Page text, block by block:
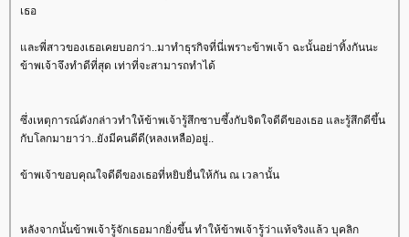
เธอ
และพี่สาวของเธอเคยบอกว่า..มาทำธุรกิจที่นี่เพราะข้าพเจ้า ฉะนั้นอย่าทิ้งกันนะ
ข้าพเจ้าจึงทำดีที่สุด เท่าที่จะสามารถทำได้
ซึ่งเหตุการณ์ดังกล่าวทำให้ข้าพเจ้ารู้สึกซาบซึ้งกับจิตใจดีดีของเธอ และรู้สึกดีขึ้น
กับโลกมายาว่า..ยังมีคนดีดี(หลงเหลือ)อยู่..
ข้าพเจ้าขอบคุณใจดีดีของเธอที่หยิบยื่นให้กัน ณ เวลานั้น
หลังจากนั้นข้าพเจ้ารู้จักเธอมากยิ่งขึ้น ทำให้ข้าพเจ้ารู้ว่าแท้จริงแล้ว บุคลิก